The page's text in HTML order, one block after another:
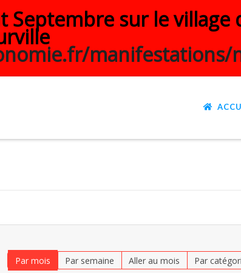
sur le village
manifestations/
Par mois Par semaine Aller au mois Par